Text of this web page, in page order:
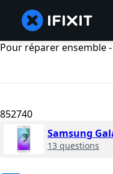
Pour réparer ensemble -
852740
Samsung
13 questions